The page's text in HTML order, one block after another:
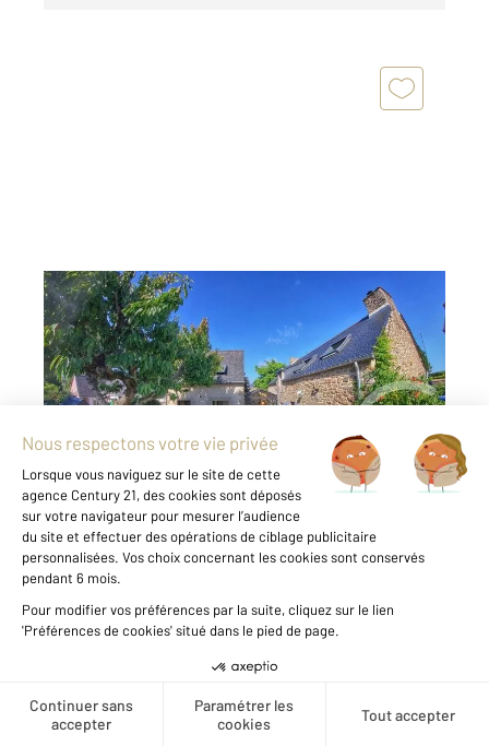
Créer une alerte
ST JACUT DE LA MER 22
171,14 m2, 4 pièces
Ref : 1821
Maison à vendre
754 560 €
Century21 DUFEIL INVEST vous propose cette
propriété nichée dans le charmant village de
SaintJacutdelaMer. Cette maison en pierre
d'environs 170m² vous offre un cadre de vie
paisible, à deux pas du littoral. Le séjour de
62m² s'ouvre sur ...
Voir le détail du bien